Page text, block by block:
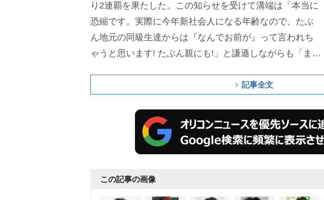
り2連覇を果たした。この知らせを受けて溝端は「本当に
恐縮です。実際に今年新社会人になる年齢なので、たぶ
ん地元の同級生達からは『なんでお前が』って言われち
ゃうと思います! たぶん親にも!」と謙遜しながらも「まだ
記事全文
この記事の画像